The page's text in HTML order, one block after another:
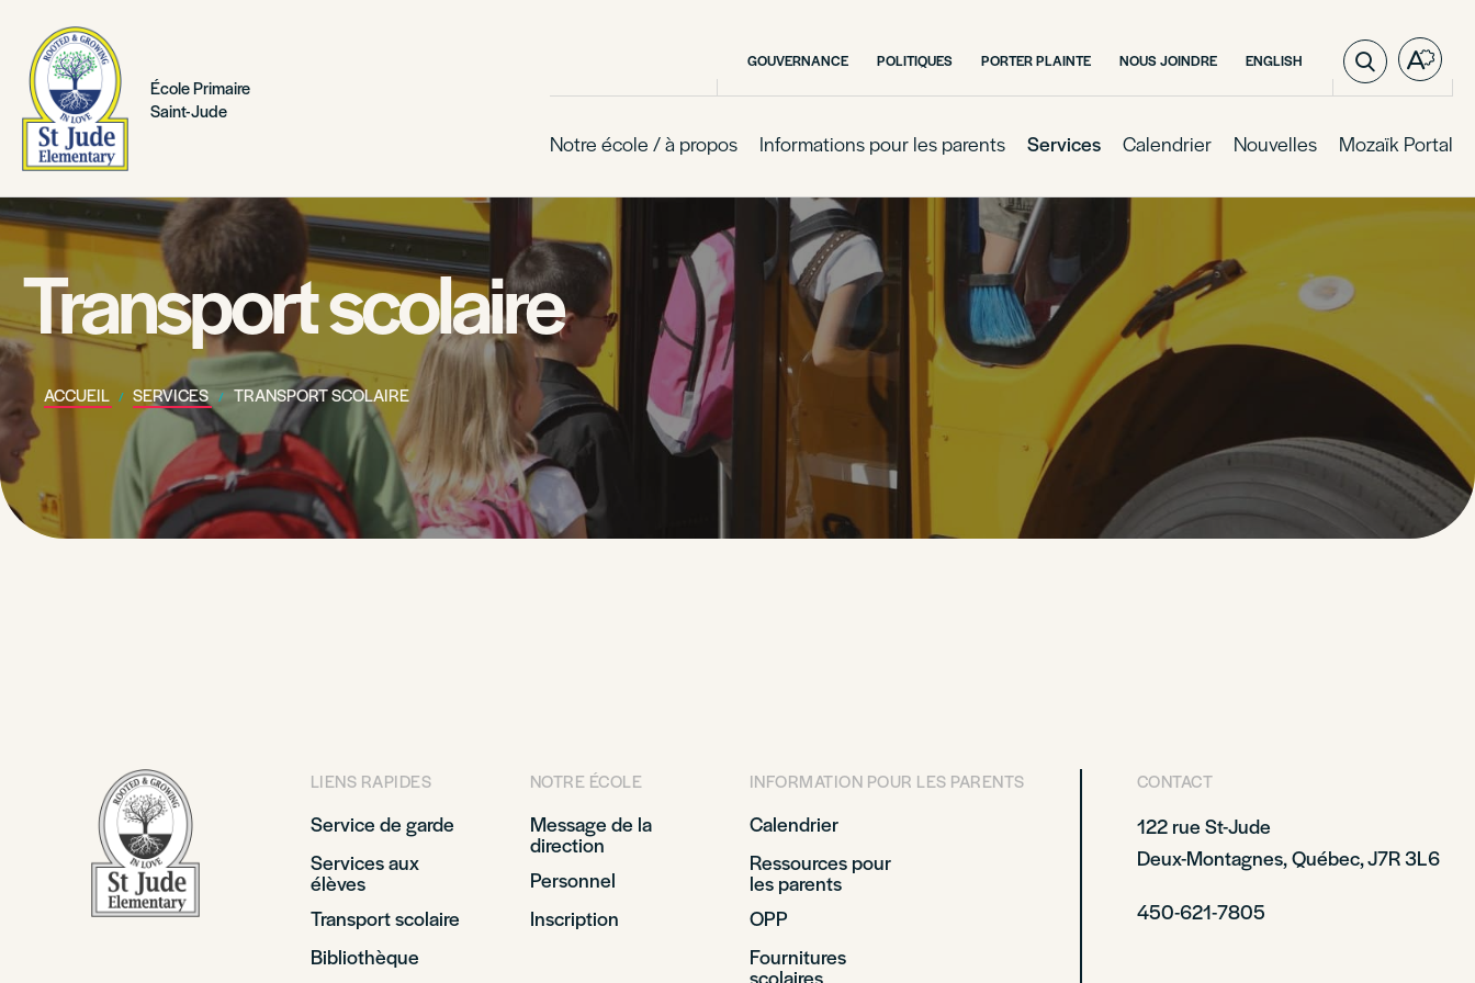
École Primaire
Saint-Jude
GOUVERNANCE POLITIQUES PORTER PLAINTE NOUS JOINDRE ENGLISHVISIT
PAGE
IN:
Open
the
Notre école / à propos Informations pour les parents Services Calendrier Nouvelles Mozaïk Portal
Transport scolaire
ACCUEIL SERVICES TRANSPORT SCOLAIRE
LIENS RAPIDES
Service de garde
Services aux
élèves
Transport scolaire
Bibliothèque
NOTRE ÉCOLE
Message de la
direction
Personnel
Inscription
INFORMATION POUR LES PARENTS
Calendrier
Ressources pour
les parents
OPP
Fournitures
scolaires
CONTACT
122 rue St-Jude
Deux-Montagnes, Québec, J7R 3L6
450-621-7805